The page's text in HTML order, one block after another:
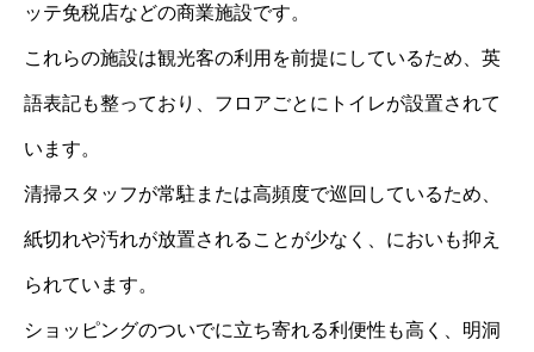
ッテ免税店などの商業施設です。
これらの施設は観光客の利用を前提にしているため、英
語表記も整っており、フロアごとにトイレが設置されて
います。
清掃スタッフが常駐または高頻度で巡回しているため、
紙切れや汚れが放置されることが少なく、においも抑え
られています。
ショッピングのついでに立ち寄れる利便性も高く、明洞